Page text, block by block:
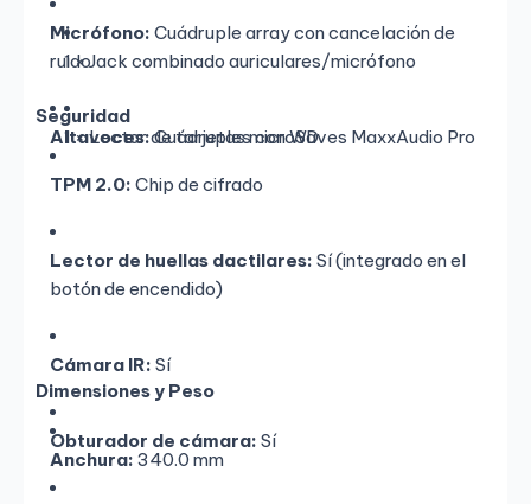
1 × Jack combinado auriculares/micrófono
1 × Lector de tarjetas microSD
Micrófono: Cuádruple array con cancelación de
ruido
Altavoces:Cuádruples con Waves MaxxAudio Pro
Seguridad
TPM 2.0: Chip de cifrado
Lector de huellas dactilares: Sí (integrado en el
botón de encendido)
Cámara IR: Sí
Obturador de cámara: Sí
Dimensiones y Peso
Anchura: 340.0 mm